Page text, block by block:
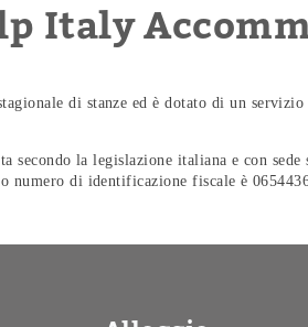
Italy
di stanze ed è dotato di un
la legislazione italiana e con
di identificazione fiscale è